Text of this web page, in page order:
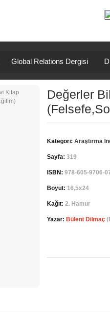
Global Relations Dergisi
Değerler
Kategori: Araştırma
Sayfa: 319
ISBN: 978-605-9706-
Boyut: 16,5x24
Kağıt: 2. Hamur
Yazar: Bülent Dilmaç